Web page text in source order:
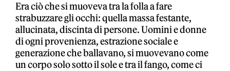
Era ciò che si muoveva tra la folla a fare
strabuzzare gli occhi: quella massa festante,
allucinata, discinta di persone. Uomini e donne
di ogni provenienza, estrazione sociale e
generazione che ballavano, si muovevano come
un corpo solo sotto il sole e tra il fango, come ci